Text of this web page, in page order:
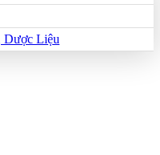
Dược Liệu